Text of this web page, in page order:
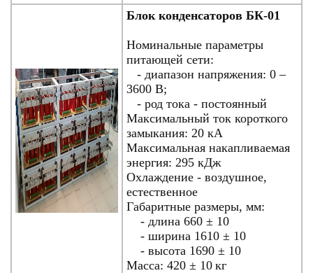
Блок конденсаторов БК-01
Номинальные параметры
питающей сети:
- диапазон напряжения: 0 –
3600 В;
- род тока - постоянный
Максимальный ток короткого
замыкания: 20 кА
Максимальная накапливаемая
энергия: 295 кДж
Охлаждение - воздушное,
естественное
Габаритные размеры, мм:
- длина 660 ± 10
- ширина 1610 ± 10
- высота 1690 ± 10
Масса: 420 ± 10 кг